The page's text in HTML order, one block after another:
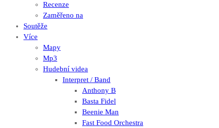
Recenze
Zaměřeno na
Soutěže
Více
Mapy
Mp3
Hudební videa
Interpret / Band
Anthony B
Basta Fidel
Beenie Man
Fast Food Orchestra